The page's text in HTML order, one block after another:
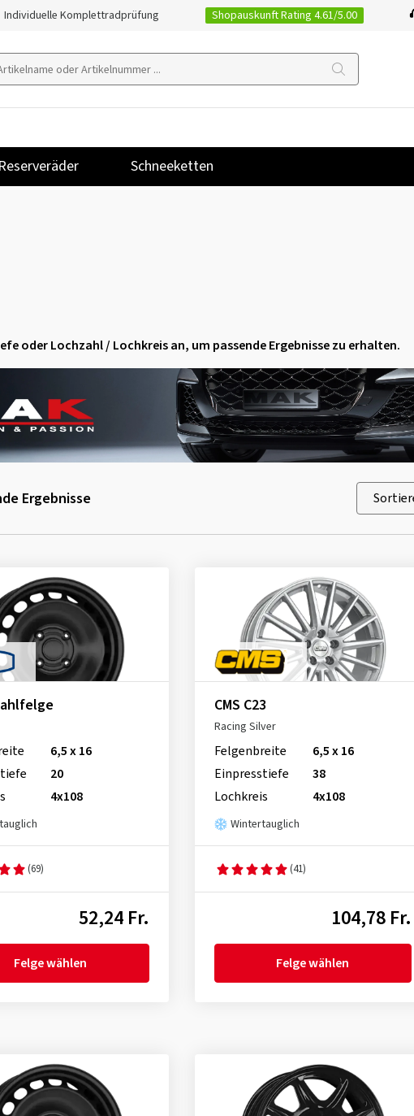
Individuelle Komplettradprüfung Shopauskunft Rating 4.61/5.00
Reserveräder Schneeketten
oder Lochzahl / Lochkreis an, um passende Ergebnisse zu erhalten.
Ergebnisse
6,5 x 16
20
4x108
(69)
52,24 Fr.
Felge wählen
CMS C23
Racing Silver
Felgenbreite
6,5 x 16
Einpresstiefe
38
Lochkreis
4x108
Wintertauglich
(41)
104,78 Fr.
Felge wählen